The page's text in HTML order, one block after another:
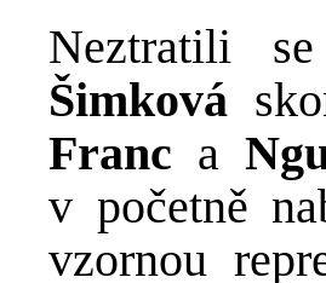
Neztratili
Šimková
Franc a
v početně
vzornou